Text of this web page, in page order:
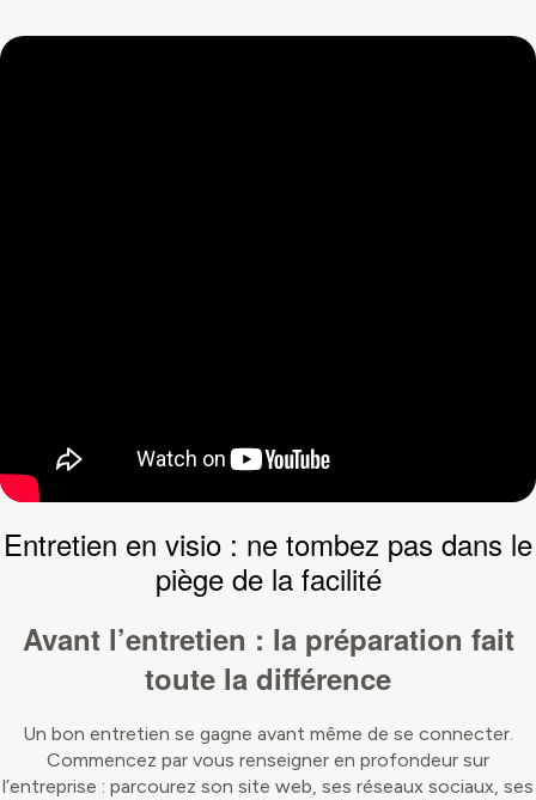
Entretien en visio : ne tombez pas dans le
piège de la facilité
Avant l’entretien : la préparation fait
toute la différence
Un bon entretien se gagne avant même de se connecter.
Commencez par vous renseigner en profondeur sur
l’entreprise : parcourez son site web, ses réseaux sociaux, ses